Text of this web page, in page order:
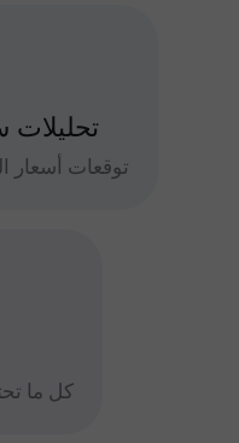
تحليلات
توقعات أسعار
كل ما